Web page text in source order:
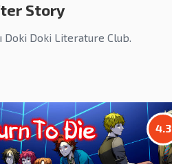
Story
Doki Literature Club.
4.3